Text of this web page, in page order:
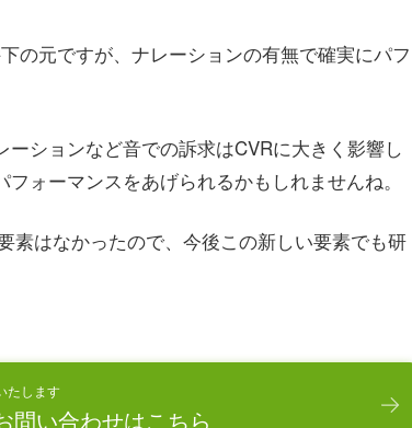
の元ですが、ナレーションの有無で確実にパフ
ションなど音での訴求はCVRに大きく影響し
ォーマンスをあげられるかもしれませんね。
素はなかったので、今後この新しい要素でも研
たします
問い合わせはこちら